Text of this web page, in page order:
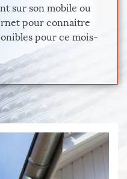
sur son mobile ou
pour connaitre
pour ce mois-